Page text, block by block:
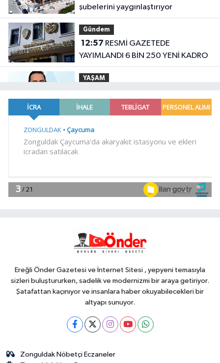
şubelerini yaygınlaştırıyor
Gündem
12:57
YAYIMLANDI 6 BİN 250 YENİ KADRO
YAŞAM
kesesi iltihabı çıkıyor
12:38Bursa Keles'te yollar hem
12:26
Buldan'a dev yatırım
Ereğli Önder Gazetesi ve İnternet Sitesi , yepyeni temasıyla
sizleri buluştururken, sadelik ve modernizmi bir araya getiriyor.
Şatafattan kaçınıyor ve insanlara haber okuyabilecekleri bir
altyapı sunuyor.
Zonguldak Nöbetçi Eczaneler